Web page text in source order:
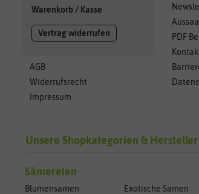
Warenkorb / Kasse
Vertrag widerrufen
AGB
Widerrufsrecht
Impressum
PDF
Unsere Shopkategorien & Hersteller
Sämereien
Blumensamen
Exotische Samen